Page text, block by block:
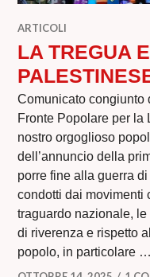
ARTICOLI
LA TREGUA
Comunicato congiunto
Fronte Popolare per la
nostro orgoglioso
dell’annuncio della
porre fine alla guerra
condotti dai movimenti
traguardo nazionale,
di riverenza e rispetto
popolo, in particolare